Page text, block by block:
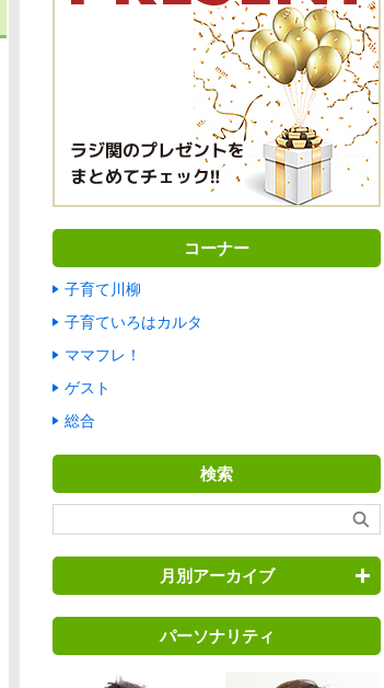
コーナー
子育て川柳
子育ていろはカルタ
ママフレ！
ゲスト
総合
検索
月別アーカイブ
パーソナリティ